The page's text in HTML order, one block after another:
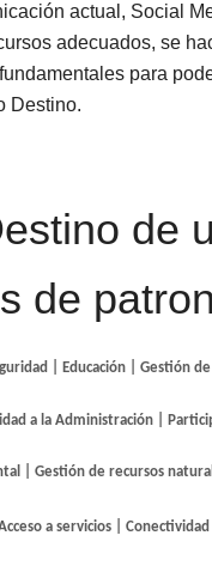
actual, Social
adecuados, se
para
Destino.
de
de
| Educación | Gestión
a la Administración |
| Gestión de recursos
a servicios |